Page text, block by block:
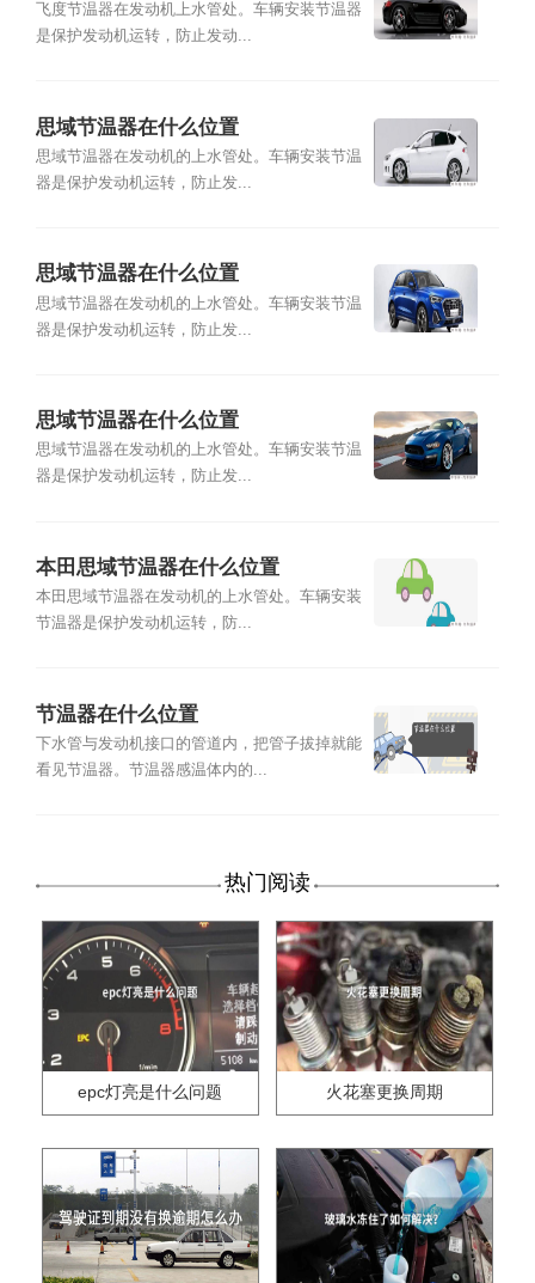
飞度节温器在发动机上水管处。车辆安装节温器
是保护发动机运转，防止发动...
思域节温器在什么位置
思域节温器在发动机的上水管处。车辆安装节温
器是保护发动机运转，防止发...
思域节温器在什么位置
思域节温器在发动机的上水管处。车辆安装节温
器是保护发动机运转，防止发...
思域节温器在什么位置
思域节温器在发动机的上水管处。车辆安装节温
器是保护发动机运转，防止发...
本田思域节温器在什么位置
本田思域节温器在发动机的上水管处。车辆安装
节温器是保护发动机运转，防...
节温器在什么位置
下水管与发动机接口的管道内，把管子拔掉就能
看见节温器。节温器感温体内的...
热门阅读
epc灯亮是什么问题 火花塞更换周期